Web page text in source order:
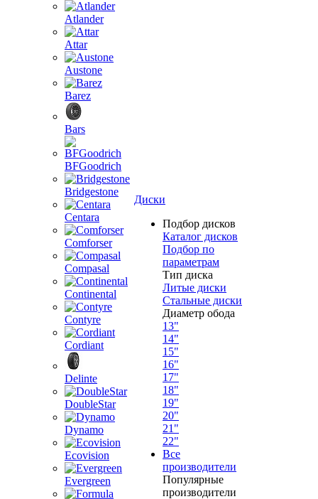
Atlander
Attar
Austone
Barez
Bars
BFGoodrich
Bridgestone
Centara
Comforser
Compasal
Continental
Contyre
Cordiant
Delinte
DoubleStar
Dynamo
Ecovision
Evergreen
Диски
Подбор дисков
Каталог дисков
Подбор по
параметрам
Тип диска
Литые диски
Стальные диски
Диаметр обода
13"
14"
15"
16"
17"
18"
19"
20"
21"
22"
Все
производители
Популярные
производители